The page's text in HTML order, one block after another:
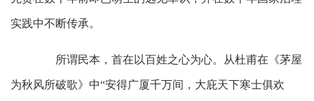
实践中不断传承。
所谓民本，首在以百姓之心为心。从杜甫在《茅屋
为秋风所破歌》中“安得广厦千万间，大庇天下寒士俱欢